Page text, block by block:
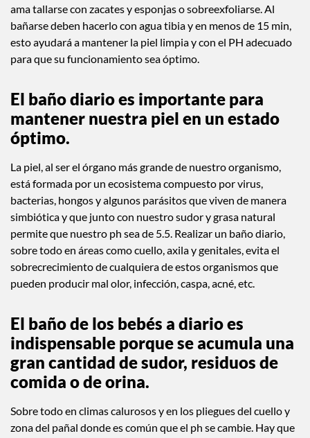
ama tallarse con zacates y esponjas o sobreexfoliarse. Al
bañarse deben hacerlo con agua tibia y en menos de 15 min,
esto ayudará a mantener la piel limpia y con el PH adecuado
para que su funcionamiento sea óptimo.
El baño diario es importante para
mantener nuestra piel en un estado
óptimo.
La piel, al ser el órgano más grande de nuestro organismo,
está formada por un ecosistema compuesto por virus,
bacterias, hongos y algunos parásitos que viven de manera
simbiótica y que junto con nuestro sudor y grasa natural
permite que nuestro ph sea de 5.5. Realizar un baño diario,
sobre todo en áreas como cuello, axila y genitales, evita el
sobrecrecimiento de cualquiera de estos organismos que
pueden producir mal olor, infección, caspa, acné, etc.
El baño de los bebés a diario es
indispensable porque se acumula una
gran cantidad de sudor, residuos de
comida o de orina.
Sobre todo en climas calurosos y en los pliegues del cuello y
zona del pañal donde es común que el ph se cambie. Hay que